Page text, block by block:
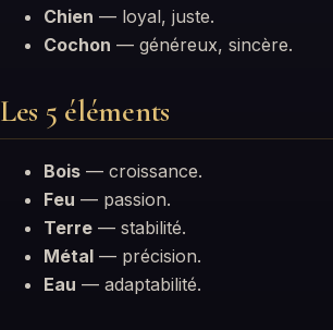
Chien — loyal, juste.
Cochon — généreux, sincère.
Les 5 éléments
Bois — croissance.
Feu — passion.
Terre — stabilité.
Métal — précision.
Eau — adaptabilité.